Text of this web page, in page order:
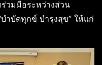
วมมือระหว่างส่วน
ำบัดทุกข์ บำรุงสุข” ให้แก่